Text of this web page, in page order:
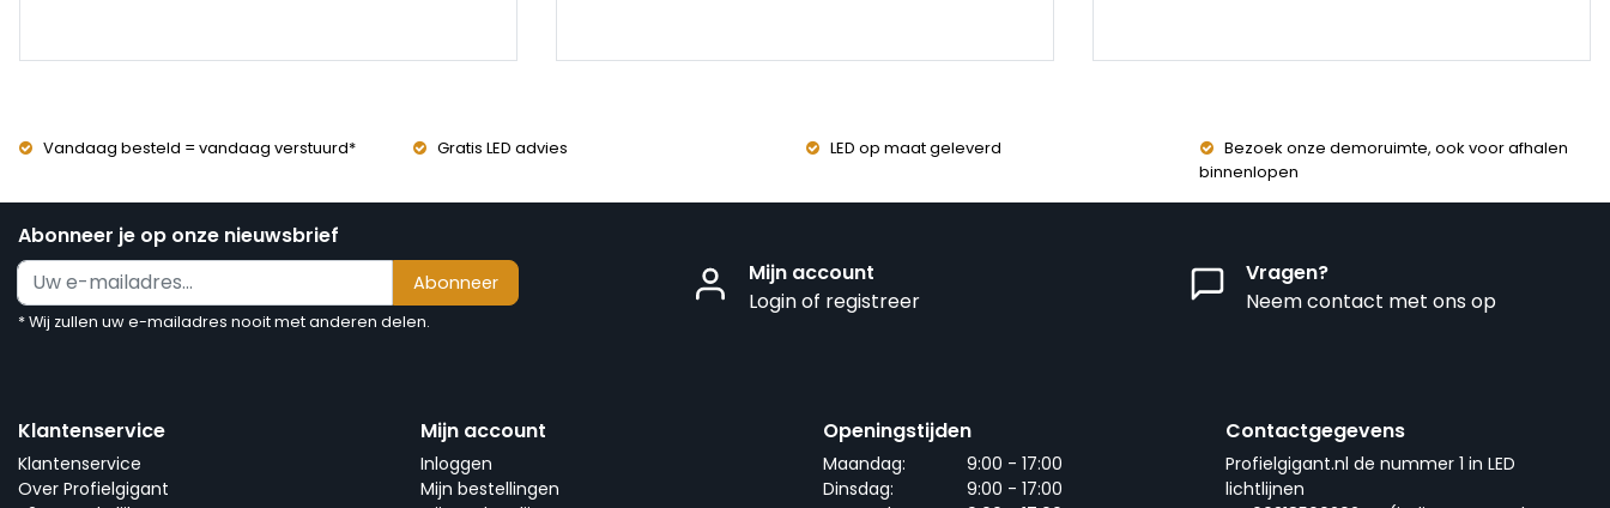
Vandaag besteld = vandaag verstuurd* Gratis LED advies LED op maat geleverd
Bezoek onze demoruimte, ook voor afhalen
binnenlopen
Abonneer je op onze nieuwsbrief
Abonneer
* Wij zullen uw e-mailadres nooit met anderen delen.
Mijn account
Login of registreer
Vragen?
Neem contact met ons op
Klantenservice
Klantenservice
Over Profielgigant
Mijn account
Inloggen
Mijn bestellingen
Openingstijden
Maandag:
9:00 - 17:00
Dinsdag:
9:00 - 17:00
Contactgegevens
Profielgigant.nl de nummer 1 in LED
lichtlijnen